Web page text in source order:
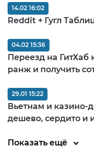
Reddit + Гугл
14.02 16:02
Переезд на ГитХаб
ранж и получить
04.02 15:36
Вьетнам и казино-
дешево, сердито и
29.01 15:22
Показать ещё